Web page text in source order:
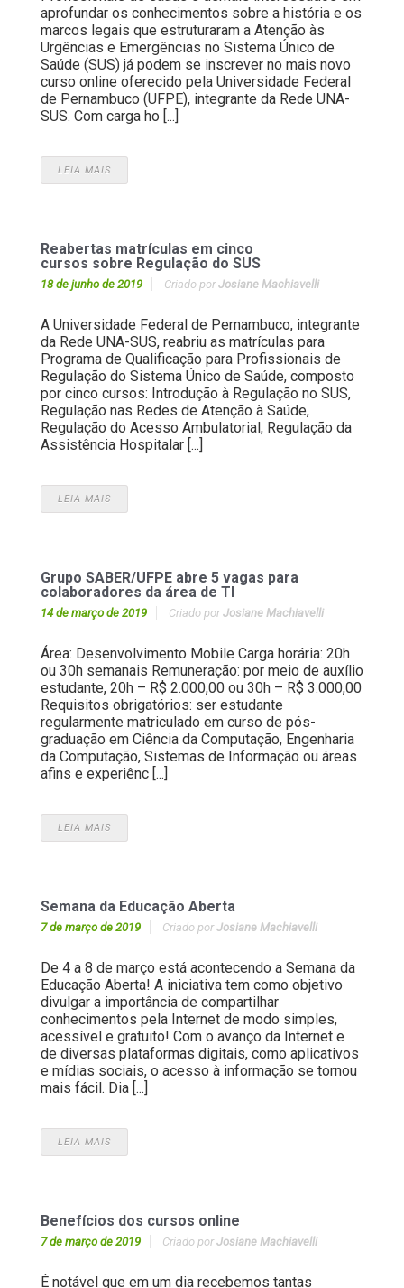
aprofundar os conhecimentos sobre a história e os
marcos legais que estruturaram a Atenção às
Urgências e Emergências no Sistema Único de
Saúde (SUS) já podem se inscrever no mais novo
curso online oferecido pela Universidade Federal
de Pernambuco (UFPE), integrante da Rede UNA-
SUS. Com carga ho [...]
LEIA MAIS
Reabertas matrículas em cinco
cursos sobre Regulação do SUS
18 de junho de 2019 Criado porJosiane Machiavelli
A Universidade Federal de Pernambuco, integrante
da Rede UNA-SUS, reabriu as matrículas para
Programa de Qualificação para Profissionais de
Regulação do Sistema Único de Saúde, composto
por cinco cursos: Introdução à Regulação no SUS,
Regulação nas Redes de Atenção à Saúde,
Regulação do Acesso Ambulatorial, Regulação da
Assistência Hospitalar [...]
LEIA MAIS
Grupo SABER/UFPE abre 5 vagas para
colaboradores da área de TI
14 de março de 2019 Criado porJosiane Machiavelli
Área: Desenvolvimento Mobile Carga horária: 20h
ou 30h semanais Remuneração: por meio de auxílio
estudante, 20h – R$ 2.000,00 ou 30h – R$ 3.000,00
Requisitos obrigatórios: ser estudante
regularmente matriculado em curso de pós-
graduação em Ciência da Computação, Engenharia
da Computação, Sistemas de Informação ou áreas
afins e experiênc [...]
LEIA MAIS
Semana da Educação Aberta
7 de março de 2019 Criado porJosiane Machiavelli
De 4 a 8 de março está acontecendo a Semana da
Educação Aberta! A iniciativa tem como objetivo
divulgar a importância de compartilhar
conhecimentos pela Internet de modo simples,
acessível e gratuito! Com o avanço da Internet e
de diversas plataformas digitais, como aplicativos
e mídias sociais, o acesso à informação se tornou
mais fácil. Dia [...]
LEIA MAIS
Benefícios dos cursos online
7 de março de 2019 Criado porJosiane Machiavelli
É notável que em um dia recebemos tantas